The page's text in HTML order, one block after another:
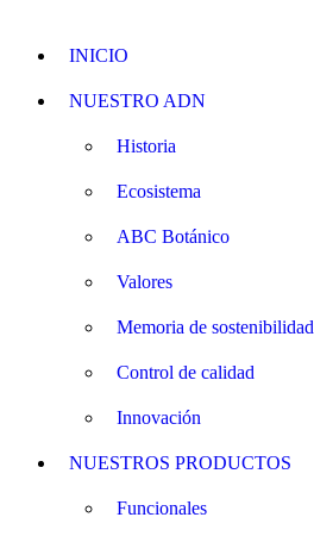
INICIO
NUESTRO ADN
Historia
Ecosistema
ABC Botánico
Valores
Memoria de sostenibilidad
Control de calidad
Innovación
NUESTROS PRODUCTOS
Funcionales